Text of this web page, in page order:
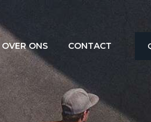
OVER ONS CONTACT